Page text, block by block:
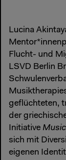
Lucina
Flucht- und
LSVD Berlin
geflüchteten,
der
Initiative
sich mit
eigenen